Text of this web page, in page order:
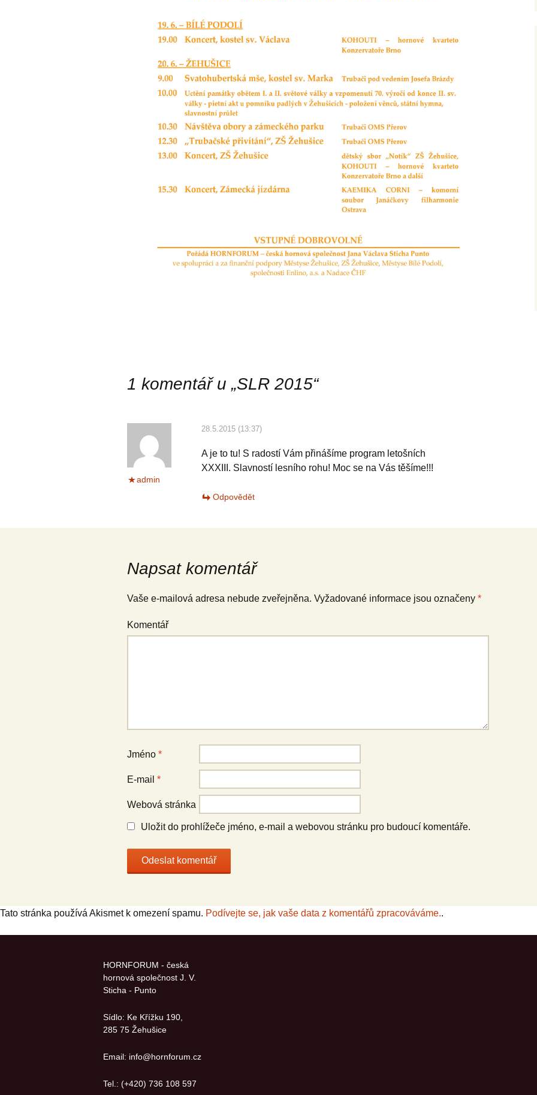
1 komentář u „SLR 2015“
admin
28.5.2015 (13:37)
A je to tu! S radostí Vám přinášíme program letošních
XXXIII. Slavností lesního rohu! Moc se na Vás těšíme!!!
Odpovědět
Napsat komentář
Vaše e-mailová adresa nebude zveřejněna. Vyžadované informace jsou označeny *
Komentář
Jméno *
E-mail *
Webová stránka
Uložit do prohlížeče jméno, e-mail a webovou stránku pro budoucí komentáře.
Tato stránka používá Akismet k omezení spamu. Podívejte se, jak vaše data z komentářů zpracováváme..
HORNFORUM - česká
hornová společnost J. V.
Sticha - Punto
Sídlo: Ke Křížku 190,
285 75 Žehušice
Email: info@hornforum.cz
Tel.: (+420) 736 108 597